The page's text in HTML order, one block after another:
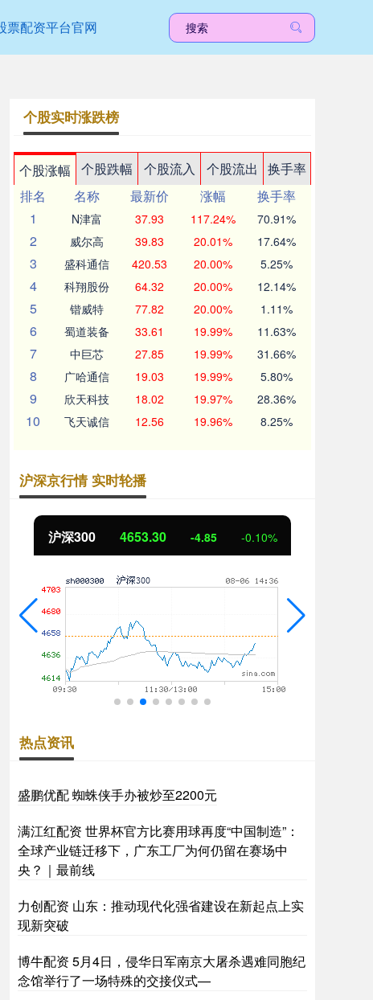
票配资平台官网
个股实时涨跌榜
个股涨幅 个股跌幅 个股流入 个股流出
换手率
排名
名称 最新价 涨幅
换手率
1
N津富 37.93 117.24% 70.91%
2 威尔高 39.83 20.01% 17.64%
3 盛科通信 420.53 20.00% 5.25%
4 科翔股份 64.32 20.00% 12.14%
5 锴威特 77.82 20.00% 1.11%
6 蜀道装备 33.61 19.99% 11.63%
7 中巨芯 27.85 19.99% 31.66%
8 广哈通信 19.03 19.99% 5.80%
9 欣天科技 18.02 19.97% 28.36%
10 飞天诚信 12.56 19.96% 8.25%
沪深京行情 实时轮播
北证50 1119.47 0.01 0.00%
热点资讯
盛鹏优配 蜘蛛侠手办被炒至2200元
满江红配资 世界杯官方比赛用球再度“中国制造”：
全球产业链迁移下，广东工厂为何仍留在赛场中
央？｜最前线
力创配资 山东：推动现代化强省建设在新起点上实
现新突破
博牛配资 5月4日，侵华日军南京大屠杀遇难同胞纪
念馆举行了一场特殊的交接仪式—